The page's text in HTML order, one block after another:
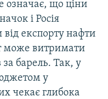
означає, що ціни
і Росія
експорту нафти
може витримати
за барель. Так, у
у
чекає глибока